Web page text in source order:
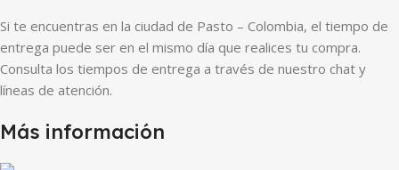
Si te encuentras en la ciudad de Pasto – Colombia, el tiempo de
entrega puede ser en el mismo día que realices tu compra.
Consulta los tiempos de entrega a través de nuestro chat y
líneas de atención.
Más información